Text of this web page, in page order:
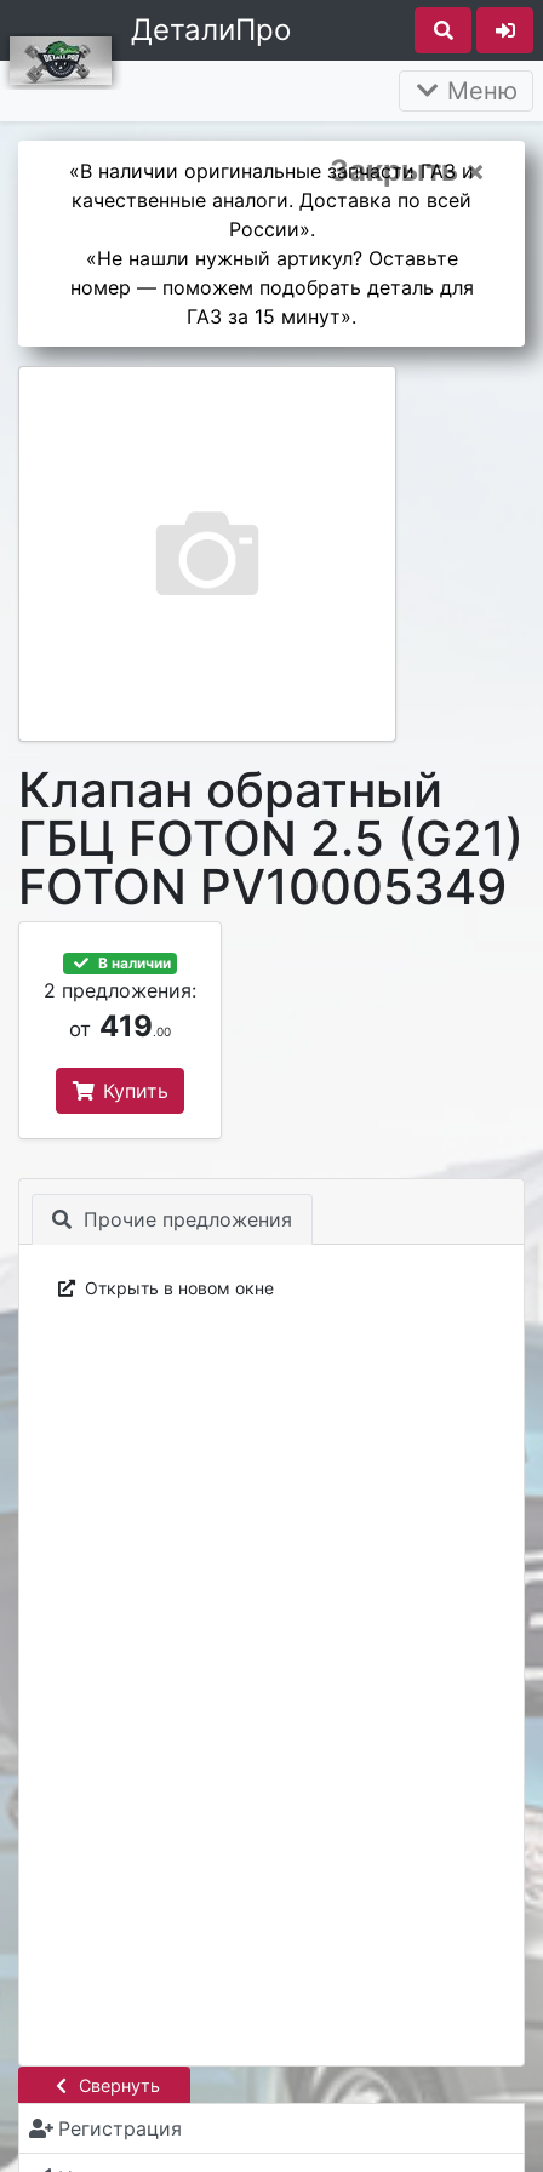
ДеталиПро
Меню
Закрыть ×
«В наличии оригинальные запчасти ГАЗ и
качественные аналоги. Доставка по всей
России».
«Не нашли нужный артикул? Оставьте
номер — поможем подобрать деталь для
ГАЗ за 15 минут».
Свернуть
Регистрация
Клапан обратный
ГБЦ FOTON 2.5 (G21)
FOTON PV10005349
В наличии
2 предложения:
от 419.00
Купить
Прочие предложения
Открыть в новом окне